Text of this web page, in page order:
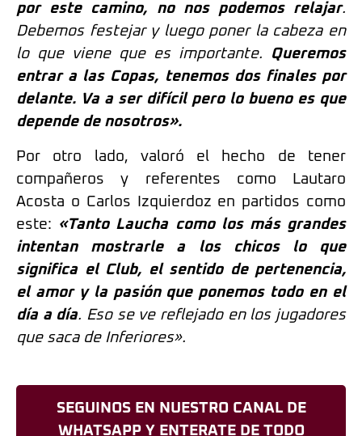
por este camino, no nos podemos relajar.
Debemos festejar y luego poner la cabeza en
lo que viene que es importante.
Queremos
entrar a las Copas, tenemos dos finales por
delante. Va a ser difícil pero lo bueno es que
depende de nosotros».
Por otro lado, valoró el hecho de tener
compañeros y referentes como Lautaro
Acosta o Carlos Izquierdoz en partidos como
este: «Tanto Laucha como los más grandes
intentan mostrarle a los chicos lo que
significa el Club, el sentido de pertenencia,
el amor y la pasión que ponemos todo en el
día a día. Eso se ve reflejado en los jugadores
que saca de Inferiores».
SEGUINOS EN NUESTRO CANAL DE
WHATSAPP Y ENTERATE DE TODO